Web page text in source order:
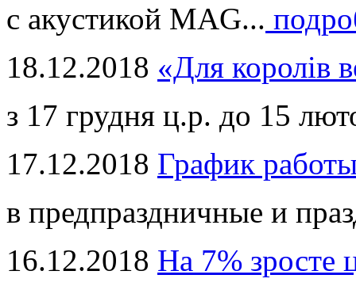
с акустикой MAG...
18.12.2018 «Для королів
з 17 грудня ц.р. до 15
17.12.2018 График
в предпраздничные и
16.12.2018 На 7% зросте